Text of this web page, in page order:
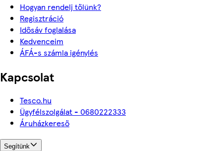
Hogyan rendelj tőlünk?
Regisztráció
Idősáv foglalása
Kedvenceim
ÁFÁ-s számla igénylés
Kapcsolat
Tesco.hu
Ügyfélszolgálat - 0680222333
Áruházkereső
Segítünk